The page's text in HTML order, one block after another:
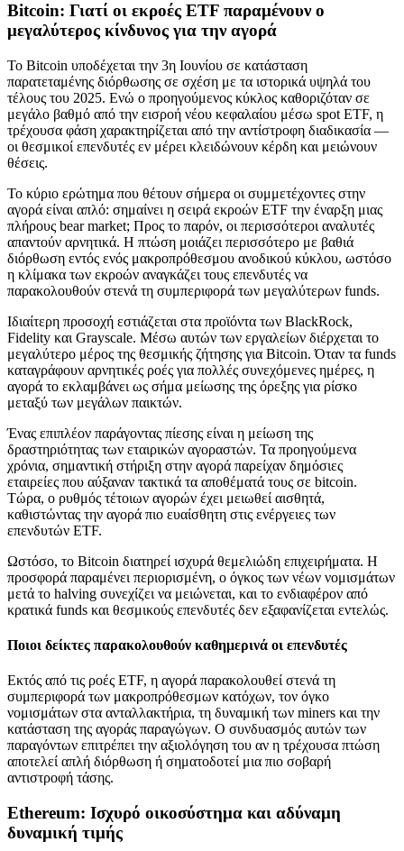
Bitcoin: Γιατί οι εκροές ETF παραμένουν ο
μεγαλύτερος κίνδυνος για την αγορά
Το Bitcoin υποδέχεται την 3η Ιουνίου σε κατάσταση
παρατεταμένης διόρθωσης σε σχέση με τα ιστορικά υψηλά του
τέλους του 2025. Ενώ ο προηγούμενος κύκλος καθοριζόταν σε
μεγάλο βαθμό από την εισροή νέου κεφαλαίου μέσω spot ETF, η
τρέχουσα φάση χαρακτηρίζεται από την αντίστροφη διαδικασία —
οι θεσμικοί επενδυτές εν μέρει κλειδώνουν κέρδη και μειώνουν
θέσεις.
Το κύριο ερώτημα που θέτουν σήμερα οι συμμετέχοντες στην
αγορά είναι απλό: σημαίνει η σειρά εκροών ETF την έναρξη μιας
πλήρους bear market; Προς το παρόν, οι περισσότεροι αναλυτές
απαντούν αρνητικά. Η πτώση μοιάζει περισσότερο με βαθιά
διόρθωση εντός ενός μακροπρόθεσμου ανοδικού κύκλου, ωστόσο
η κλίμακα των εκροών αναγκάζει τους επενδυτές να
παρακολουθούν στενά τη συμπεριφορά των μεγαλύτερων funds.
Ιδιαίτερη προσοχή εστιάζεται στα προϊόντα των BlackRock,
Fidelity και Grayscale. Μέσω αυτών των εργαλείων διέρχεται το
μεγαλύτερο μέρος της θεσμικής ζήτησης για Bitcoin. Όταν τα funds
καταγράφουν αρνητικές ροές για πολλές συνεχόμενες ημέρες, η
αγορά το εκλαμβάνει ως σήμα μείωσης της όρεξης για ρίσκο
μεταξύ των μεγάλων παικτών.
Ένας επιπλέον παράγοντας πίεσης είναι η μείωση της
δραστηριότητας των εταιρικών αγοραστών. Τα προηγούμενα
χρόνια, σημαντική στήριξη στην αγορά παρείχαν δημόσιες
εταιρείες που αύξαναν τακτικά τα αποθέματά τους σε bitcoin.
Τώρα, ο ρυθμός τέτοιων αγορών έχει μειωθεί αισθητά,
καθιστώντας την αγορά πιο ευαίσθητη στις ενέργειες των
επενδυτών ETF.
Ωστόσο, το Bitcoin διατηρεί ισχυρά θεμελιώδη επιχειρήματα. Η
προσφορά παραμένει περιορισμένη, ο όγκος των νέων νομισμάτων
μετά το halving συνεχίζει να μειώνεται, και το ενδιαφέρον από
κρατικά funds και θεσμικούς επενδυτές δεν εξαφανίζεται εντελώς.
Ποιοι δείκτες παρακολουθούν καθημερινά οι επενδυτές
Εκτός από τις ροές ETF, η αγορά παρακολουθεί στενά τη
συμπεριφορά των μακροπρόθεσμων κατόχων, τον όγκο
νομισμάτων στα ανταλλακτήρια, τη δυναμική των miners και την
κατάσταση της αγοράς παραγώγων. Ο συνδυασμός αυτών των
παραγόντων επιτρέπει την αξιολόγηση του αν η τρέχουσα πτώση
αποτελεί απλή διόρθωση ή σηματοδοτεί μια πιο σοβαρή
αντιστροφή τάσης.
Ethereum: Ισχυρό οικοσύστημα και αδύναμη
δυναμική τιμής